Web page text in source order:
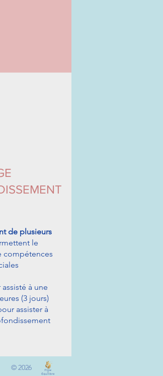
de plusieurs
le
compétences
à une
(3 jours)
assister à
© 2026